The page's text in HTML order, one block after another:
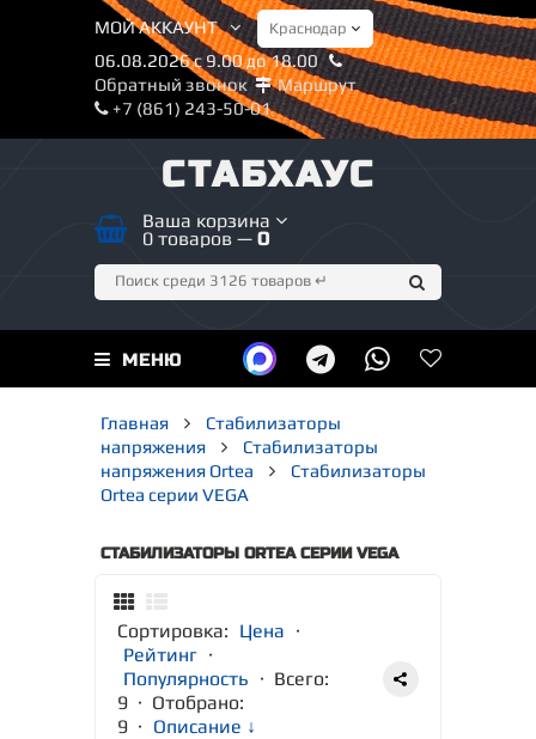
МОЙ АККАУНТ
06.08.2026 с 9.00 до 18.00
Обратный звонок
Маршрут
+7 (861) 243-50-01
СТАБХАУС
Ваша корзина
0 товаров — 0
МЕНЮ
Главная
Стабилизаторы
напряжения
Стабилизаторы
напряжения Ortea
Стабилизаторы
Ortea серии VEGA
СТАБИЛИЗАТОРЫ ORTEA СЕРИИ VEGA
Сортировка: Цена ·
Рейтинг ·
Популярность · Всего:
9 · Отобрано:
9 · Описание ↓